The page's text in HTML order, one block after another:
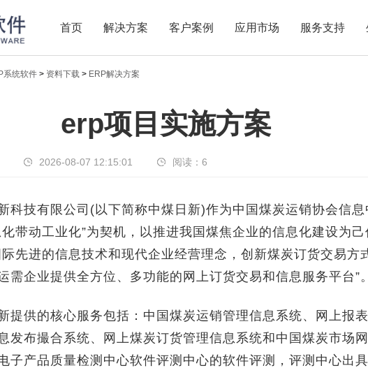
首页 解决方案 客户案例 应用市场 服务支持
系统软件 > 资料下载 > ERP解决方案
erp项目实施方案
2026-08-07 12:15:01 阅读： 6
技有限公司(以下简称中煤日新)作为中国煤炭运销协会信息
带动工业化”为契机，以推进我国煤焦企业的信息化建设为己
际先进的信息技术和现代企业经营理念，创新煤炭订货交易方
需企业提供全方位、多功能的网上订货交易和信息服务平台”。
供的核心服务包括：中国煤炭运销管理信息系统、网上报
发布撮合系统、网上煤炭订货管理信息系统和中国煤炭市场
子产品质量检测中心软件评测中心的软件评测，评测中心出